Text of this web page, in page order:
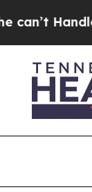
That Truth